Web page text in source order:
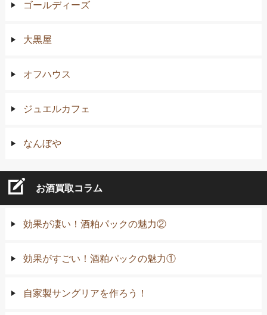
ゴールディーズ
大黒屋
オフハウス
ジュエルカフェ
なんぼや
お酒買取コラム
効果が凄い！酒粕パックの魅力②
効果がすごい！酒粕パックの魅力①
自家製サングリアを作ろう！